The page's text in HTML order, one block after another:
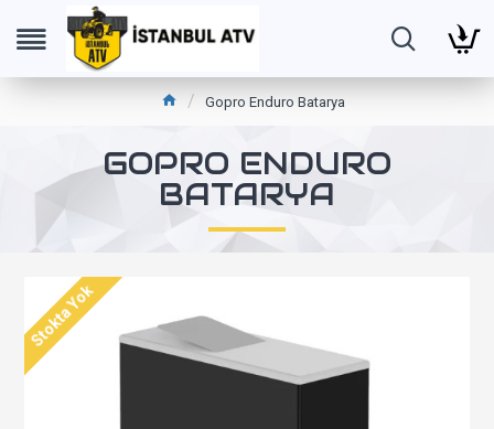
Gopro Enduro Batarya
GOPRO ENDURO
BATARYA
Stokta Yok